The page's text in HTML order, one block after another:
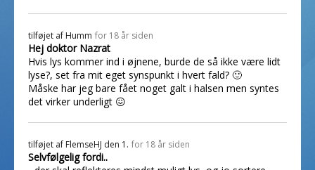
tilføjet af Humm for 18 år siden
Hej doktor Nazrat
Hvis lys kommer ind i øjnene, burde de så ikke være lidt
lyse?, set fra mit eget synspunkt i hvert fald? 🙂
Måske har jeg bare fået noget galt i halsen men syntes
det virker underligt 😖
tilføjet af FlemseHJ den 1. for 18 år siden
Selvfølgelig fordi..